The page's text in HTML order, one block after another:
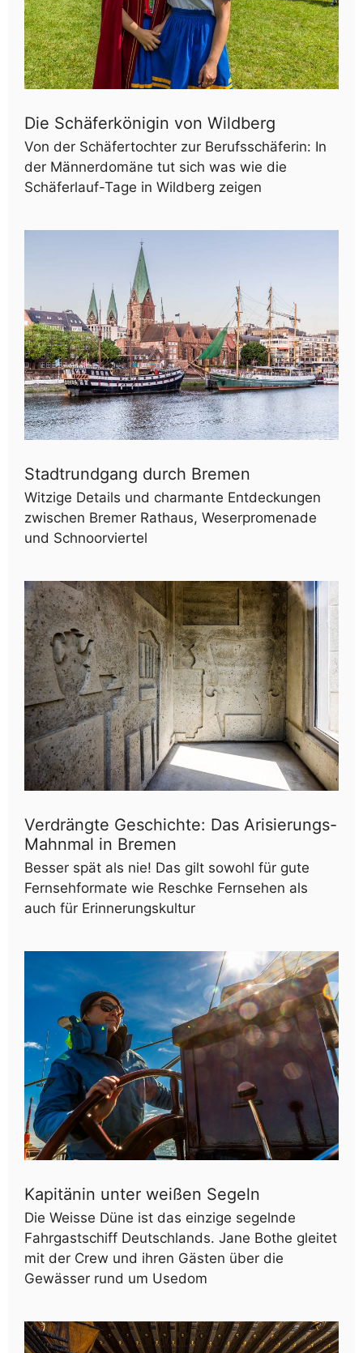
Die Schäferkönigin von Wildberg
Von der Schäfertochter zur Berufsschäferin: In
der Männerdomäne tut sich was wie die
Schäferlauf-Tage in Wildberg zeigen
Stadtrundgang durch Bremen
Witzige Details und charmante Entdeckungen
zwischen Bremer Rathaus, Weserpromenade
und Schnoorviertel
Verdrängte Geschichte: Das Arisierungs-
Mahnmal in Bremen
Besser spät als nie! Das gilt sowohl für gute
Fernsehformate wie Reschke Fernsehen als
auch für Erinnerungskultur
Kapitänin unter weißen Segeln
Die Weisse Düne ist das einzige segelnde
Fahrgastschiff Deutschlands. Jane Bothe gleitet
mit der Crew und ihren Gästen über die
Gewässer rund um Usedom